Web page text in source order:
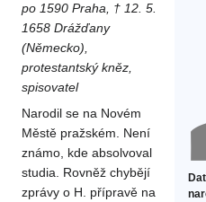
po 1590 Praha, † 12. 5.
1658 Drážďany
(Německo),
protestantský kněz,
spisovatel
Narodil se na Novém
Městě pražském. Není
známo, kde absolvoval
studia. Rovněž chybějí
zprávy o H. přípravě na